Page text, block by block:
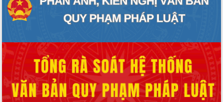
hoạch tỉnh Đắk Lắk thời kỳ 2021-2030,
tầm nhìn đến năm 2050
doanh nghiệp nhà nước
Hội nghị triển khai kết nối mạng
truyền số liệu chuyên dùng phục vụ cơ
quan Đảng, Nhà nước
Lễ phát động chuỗi hoạt động chung
tay làm sạch môi trường